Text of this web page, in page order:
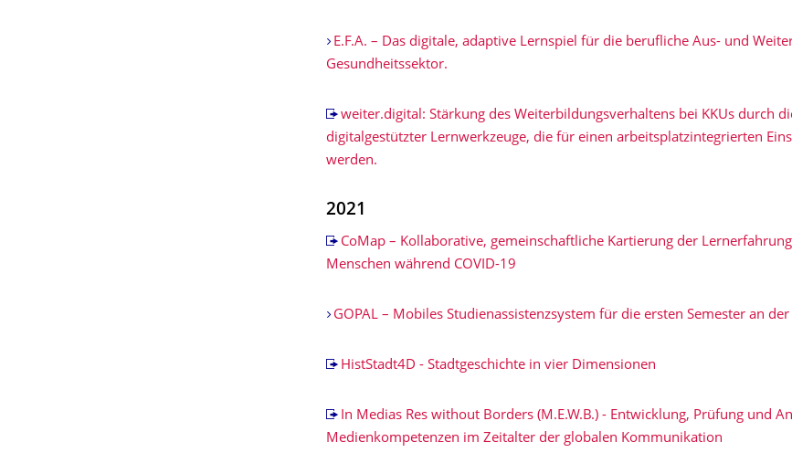
E.F.A. – Das digitale, adaptive Lernspiel für die berufliche Aus- und
Gesundheitssektor.
weiter.digital: Stärkung des Weiterbildungsverhaltens bei KKUs durch
digitalgestützter Lernwerkzeuge, die für einen arbeitsplatzintegrierten
werden.
2021
CoMap – Kollaborative, gemeinschaftliche Kartierung der
Menschen während COVID-19
GOPAL – Mobiles Studienassistenzsystem für die ersten Semester an der
HistStadt4D - Stadtgeschichte in vier Dimensionen
In Medias Res without Borders (M.E.W.B.) - Entwicklung, Prüfung und
Medienkompetenzen im Zeitalter der globalen Kommunikation